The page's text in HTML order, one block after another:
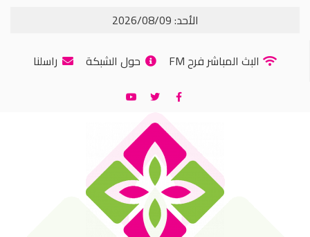
الأحد: 2026/08/09
البث المباشر فرح FM
حول الشبكة راسلنا